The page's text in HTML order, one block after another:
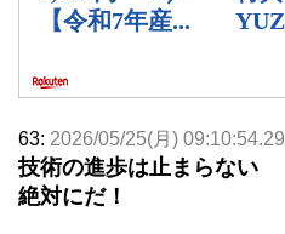
63: 2026/05/25(月) 09:10:54.29
技術の進歩は止まらない
絶対にだ！